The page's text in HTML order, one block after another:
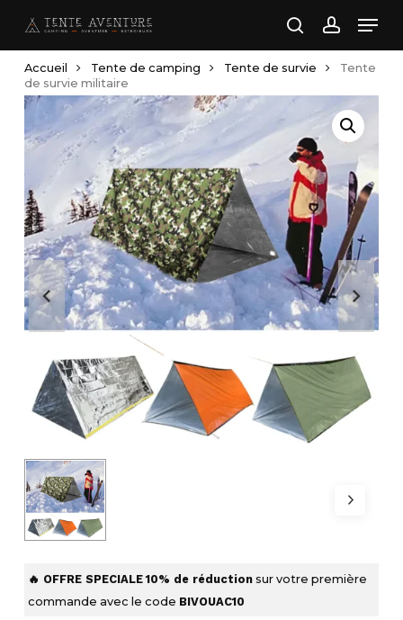
main
content
search
Accueil Tente de camping Tente de survie
Tente
de survie militaire
🔥 OFFRE SPECIALE 10% de réduction sur votre première
commande avec le code BIVOUAC10